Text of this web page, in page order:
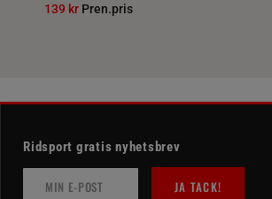
139 kr Pren.pris
Ridsport gratis nyhetsbrev
JA TACK!